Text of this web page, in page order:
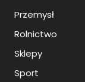
Przemysł
Rolnictwo
Sklepy
Sport